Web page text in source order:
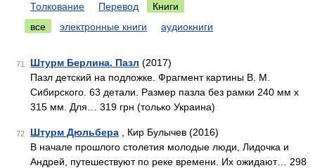
Толкование Перевод
Книги
все
электронные книги аудиокниги
71 Штурм Берлина. Пазл (2017)
Пазл детский на подложке. Фрагмент картины В. М.
Сибирского. 63 детали. Размер пазла без рамки 240 мм х
315 мм. Для… 319 грн (только Украина)
72 Штурм Дюльбера , Кир Булычев (2016)
В начале прошлого столетия молодые люди, Лидочка и
Андрей, путешествуют по реке времени. Их ожидают… 298